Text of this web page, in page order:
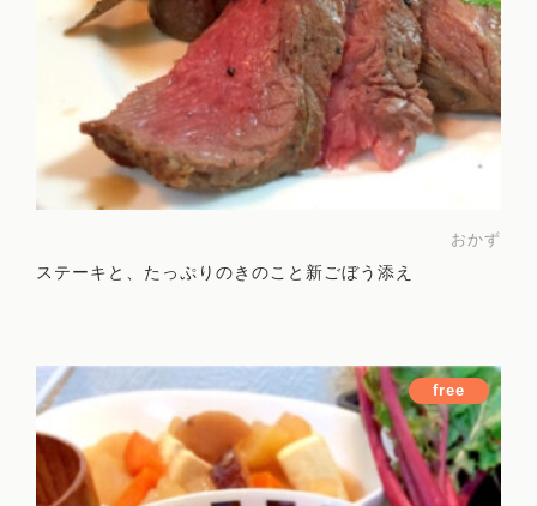
おかず
ステーキと、たっぷりのきのこと新ごぼう添え
free